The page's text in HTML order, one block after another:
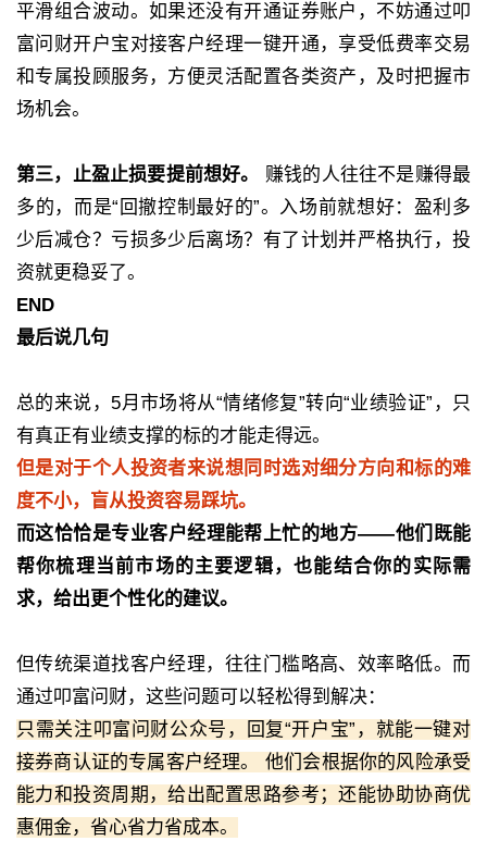
平滑组合波动。如果还没有开通证券账户，不妨通过叩
富问财开户宝对接客户经理一键开通，享受低费率交易
和专属投顾服务，方便灵活配置各类资产，及时把握市
场机会。
第三，止盈止损要提前想好。 赚钱的人往往不是赚得最
多的，而是“回撤控制最好的”。入场前就想好：盈利多
少后减仓？亏损多少后离场？有了计划并严格执行，投
资就更稳妥了。
END
最后说几句
总的来说，5月市场将从“情绪修复”转向“业绩验证”，只
有真正有业绩支撑的标的才能走得远。
但是对于个人投资者来说想同时选对细分方向和标的难
度不小，盲从投资容易踩坑。
而这恰恰是专业客户经理能帮上忙的地方——他们既能
帮你梳理当前市场的主要逻辑，也能结合你的实际需
求，给出更个性化的建议。
但传统渠道找客户经理，往往门槛略高、效率略低。而
通过叩富问财，这些问题可以轻松得到解决：
只需关注叩富问财公众号，回复“开户宝”，就能一键对
接券商认证的专属客户经理。 他们会根据你的风险承受
能力和投资周期，给出配置思路参考；还能协助协商优
惠佣金，省心省力省成本。